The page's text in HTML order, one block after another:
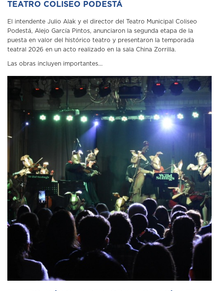
TEATRO COLISEO PODESTÁ
El intendente Julio Alak y el director del Teatro Municipal Coliseo
Podestá, Alejo García Pintos, anunciaron la segunda etapa de la
puesta en valor del histórico teatro y presentaron la temporada
teatral 2026 en un acto realizado en la sala China Zorrilla.
Las obras incluyen importantes...